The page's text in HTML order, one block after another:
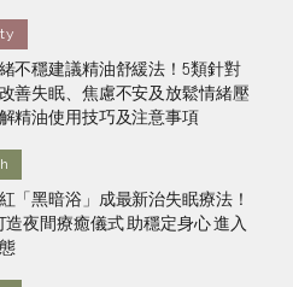
不穩建議精油舒緩法！5類針對
善失眠、焦慮不安及放鬆情緒壓
精油使用技巧及注意事項
「黑暗浴」成最新治失眠療法！
造夜間療癒儀式 助穩定身心 進入